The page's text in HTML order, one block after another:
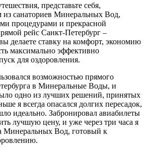
представьте себя,
санаториев Минеральных Вод,
процедурами и прекрасной
рейс Санкт-Петербург –
делаете ставку на комфорт, экономию
максимально эффективно
для оздоровления.
возможностью прямого
в Минеральные Воды, и
одно из лучших решений, принятых
я всегда опасался долгих пересадок,
идеально. Забронировал авиабилеты
лучшую цену, и уже через три часа я
Минеральных Вод, готовый к